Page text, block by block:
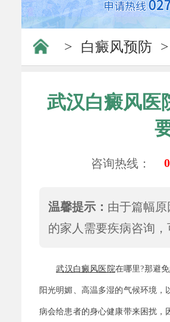
> 白癜风预防 >
武汉白癜风医
咨询热线：
温馨提示： 由于篇幅
的家人需要疾病咨询，
武汉白癜风医院在哪里?那避免
阳光明媚、高温多湿的气候环境
病会给患者的身心健康带来困扰，